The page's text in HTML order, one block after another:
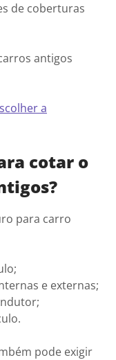
de coberturas
antigos
a
cotar o
para carro
e externas;
pode exigir